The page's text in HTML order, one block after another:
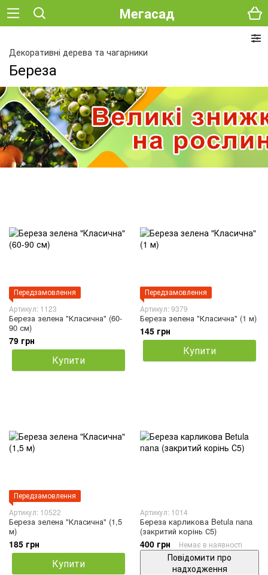
Мегасад
Декоративні дерева та чагарники
Береза
Передзамовлення
Артикул: 1123
Береза зелена "Класична" (60-
90 см)
79 грн
Купити
Передзамовлення
Артикул: 9379
Береза зелена "Класична" (1 м)
145 грн
Купити
Передзамовлення
Артикул: 10522
Береза зелена "Класична" (1,5
м)
185 грн
Купити
Артикул: 1014
Береза карликова Betula nana
(закритий корінь С5)
400 грн Немає в наявності
Повідомити про
надходження